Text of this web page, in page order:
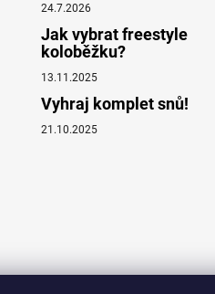
24.7.2026
Jak vybrat freestyle
koloběžku?
13.11.2025
Vyhraj komplet snů!
21.10.2025